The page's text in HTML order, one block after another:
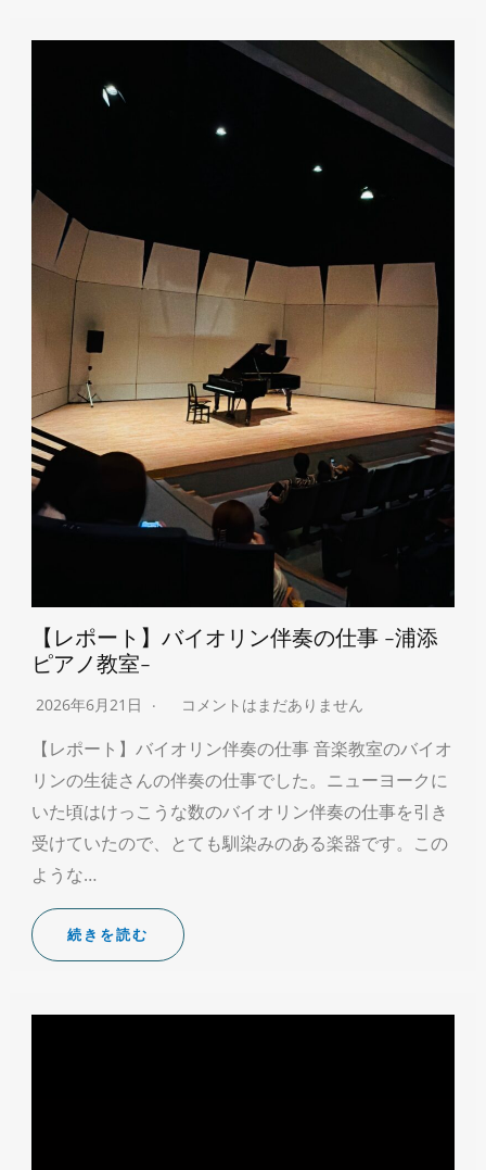
【レポート】バイオリン伴奏の仕事 -浦添
ピアノ教室-
2026年6月21日 コメントはまだありません
【レポート】バイオリン伴奏の仕事 音楽教室のバイオ
リンの生徒さんの伴奏の仕事でした。ニューヨークに
いた頃はけっこうな数のバイオリン伴奏の仕事を引き
受けていたので、とても馴染みのある楽器です。この
ような…
続きを読む